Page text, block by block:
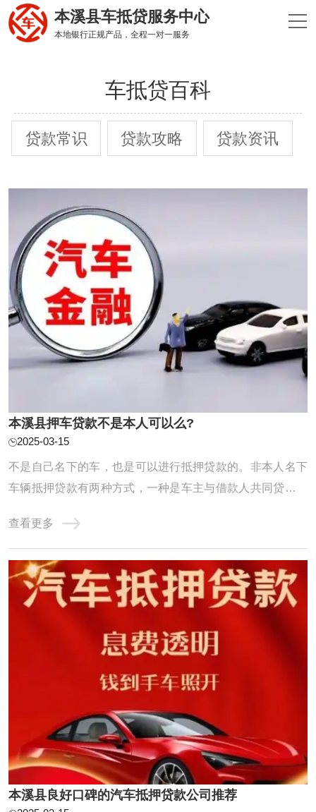
本溪县车抵贷服务中心
本地银行正规产品，全程一对一服务
车抵贷百科
贷款常识 贷款攻略 贷款资讯
本溪县押车贷款不是本人可以么?
2025-03-15
不是自己名下的车，也是可以进行抵押贷款的。非本人名下
车辆抵押贷款有两种方式，一种是车主与借款人共同贷款，
资人作为借款人，车主无需到场办理相关手续。不过，由于
不清楚抵押车辆是否在征得车主的同意下进行，所以贷款机
构会通过提高利息的方式，弥补经营风险。正 ...
查看更多
本溪县良好口碑的汽车抵押贷款公司推荐